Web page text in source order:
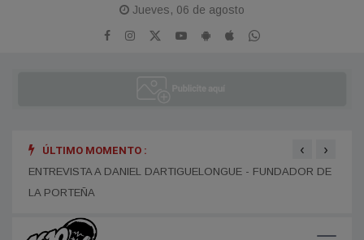
Jueves, 06 de agosto
ÚLTIMO MOMENTO :
ENTREVISTA A DANIEL DARTIGUELONGUE - FUNDADOR DE
ENTREVISTA A ALEJANDRO KIM
‹ ›